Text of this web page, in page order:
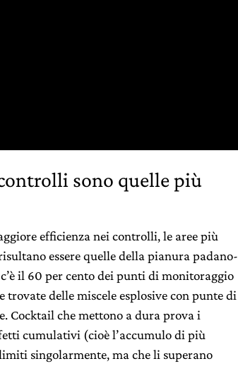
sono quelle più
efficienza nei controlli, le aree più
essere quelle della pianura padano-
il 60 per cento dei punti di monitoraggio
trovate delle miscele esplosive con punte di
Cocktail che mettono a dura prova i
cumulativi (cioè l’accumulo di più
singolarmente, ma che li superano